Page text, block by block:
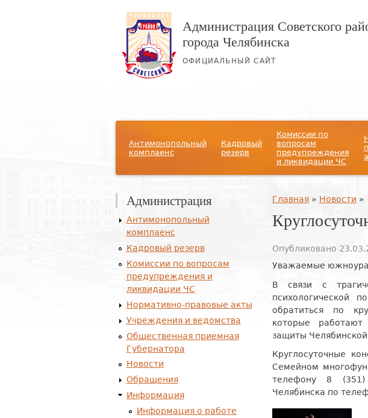
Администрация Советского
города Челябинска
ОФИЦИАЛЬНЫЙ САЙТ
Антимонопольный
комплаенс
Кадровый
резерв
Комиссии по
вопросам
предупреждения
и ликвидации ЧС
Вы здесь
Главная » Новости »
Опубликовано
Уважаемые
В связи с
психологической
обратиться по
которые
защиты
Круглосуточные
Семейном
телефону 8
Челябинска по
Администрация
Антимонопольный
комплаенс
Кадровый резерв
Комиссии по вопросам
предупреждения и
ликвидации ЧС
Нормативно-правовые акты
Учреждения и ведомства
Общественная приемная
Губернатора
Новости
Обращения
Информация
Информация о работе